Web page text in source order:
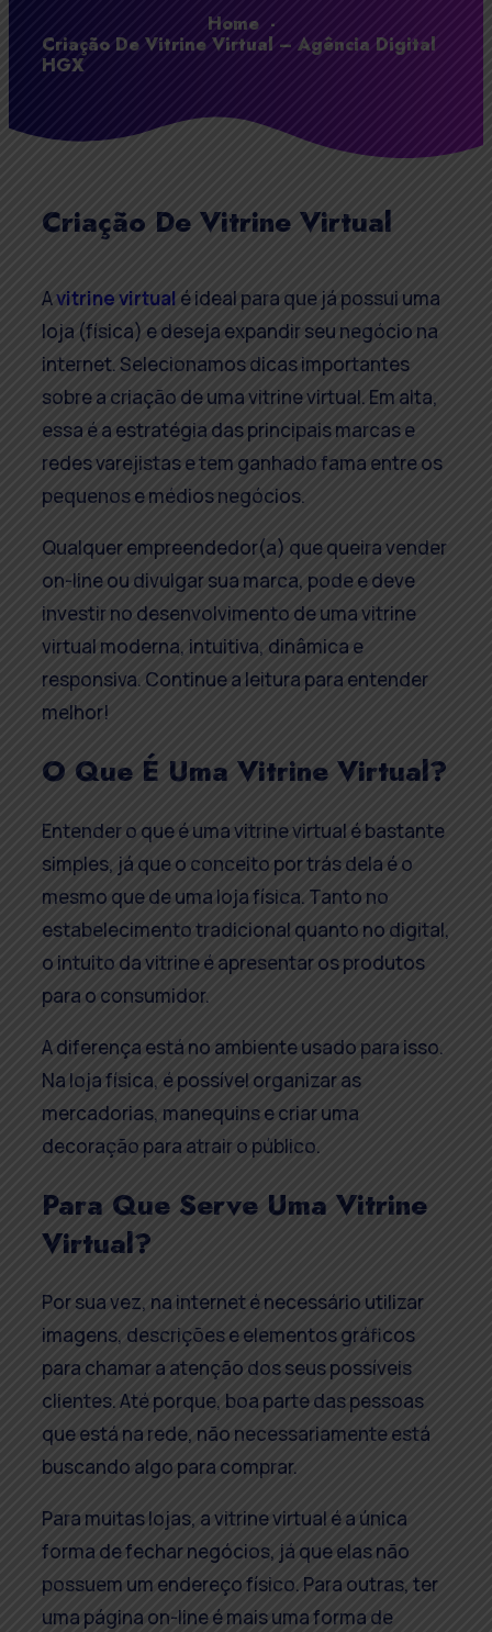
Home -
Criação De Vitrine Virtual – Agência Digital
HGX
Criação De Vitrine Virtual
Avitrine virtual é ideal para que já possui uma
loja (física) e deseja expandir seu negócio na
internet. Selecionamos dicas importantes
sobre a criação de uma vitrine virtual. Em alta,
essa é a estratégia das principais marcas e
redes varejistas e tem ganhado fama entre os
pequenos e médios negócios.
Qualquer empreendedor(a) que queira vender
on-line ou divulgar sua marca, pode e deve
investir no desenvolvimento de uma vitrine
virtual moderna, intuitiva, dinâmica e
responsiva. Continue a leitura para entender
melhor!
O Que É Uma Vitrine Virtual?
Entender o que é uma vitrine virtual é bastante
simples, já que o conceito por trás dela é o
mesmo que de uma loja física. Tanto no
estabelecimento tradicional quanto no digital,
o intuito da vitrine é apresentar os produtos
para o consumidor.
A diferença está no ambiente usado para isso.
Na loja física, é possível organizar as
mercadorias, manequins e criar uma
decoração para atrair o público.
Para Que Serve Uma Vitrine
Virtual?
Por sua vez, na internet é necessário utilizar
imagens, descrições e elementos gráficos
para chamar a atenção dos seus possíveis
clientes. Até porque, boa parte das pessoas
que está na rede, não necessariamente está
buscando algo para comprar.
Para muitas lojas, a vitrine virtual é a única
forma de fechar negócios, já que elas não
possuem um endereço físico. Para outras, ter
uma página on-line é mais uma forma de